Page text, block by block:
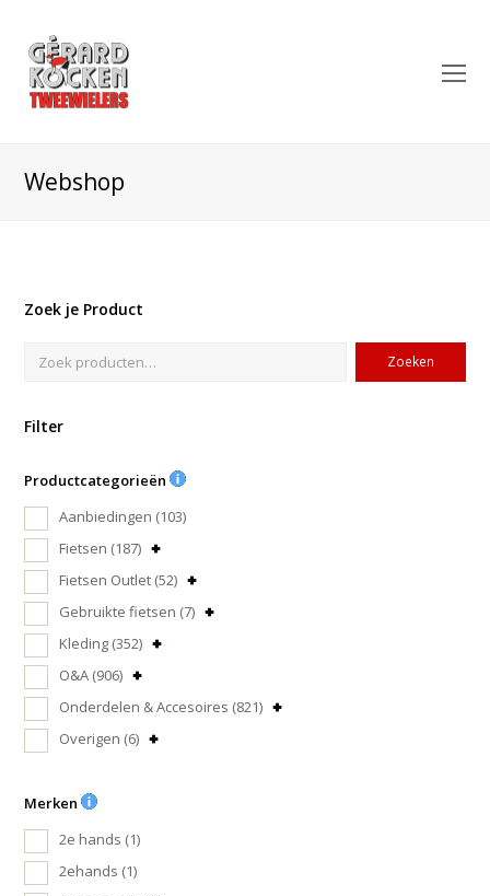
Webshop
Zoek je Product
Zoeken
Filter
Productcategorieën
Aanbiedingen (103)
Fietsen (187)
Fietsen Outlet (52)
Gebruikte fietsen (7)
Kleding (352)
O&A (906)
Onderdelen & Accesoires (821)
Overigen (6)
Merken
2e hands (1)
2ehands (1)